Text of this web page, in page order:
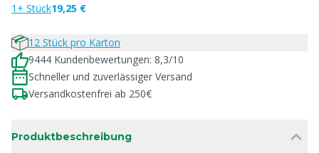
1+ Stück19,25 €
12 Stück pro Karton
9444 Kundenbewertungen: 8,3/10
Schneller und zuverlässiger Versand
Versandkostenfrei ab 250€
Produktbeschreibung